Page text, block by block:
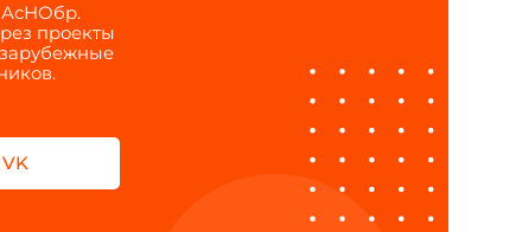
АсНОбр.
проекты
зарубежные